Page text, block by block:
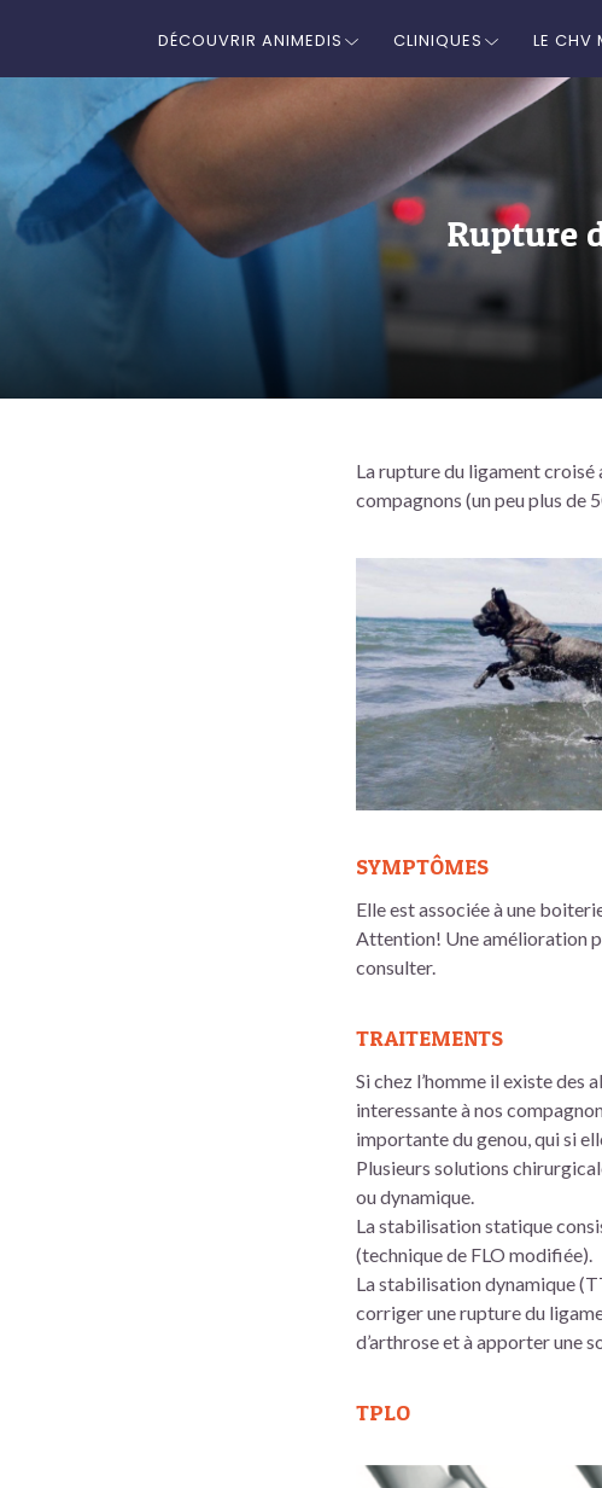
DÉCOUVRIR ANIMEDIS CLINIQUES LE CHV
Rupture
La rupture du ligament
compagnons (un peu plus de
SYMPTÔMES
Elle est associée à une
Attention! Une amélioration
consulter.
TRAITEMENTS
Si chez l’homme il existe
interessante à nos
importante du genou, qui si
Plusieurs solutions
ou dynamique.
La stabilisation statique
(technique de FLO modifiée).
La stabilisation dynamique
corriger une rupture du
d’arthrose et à apporter une
TPLO